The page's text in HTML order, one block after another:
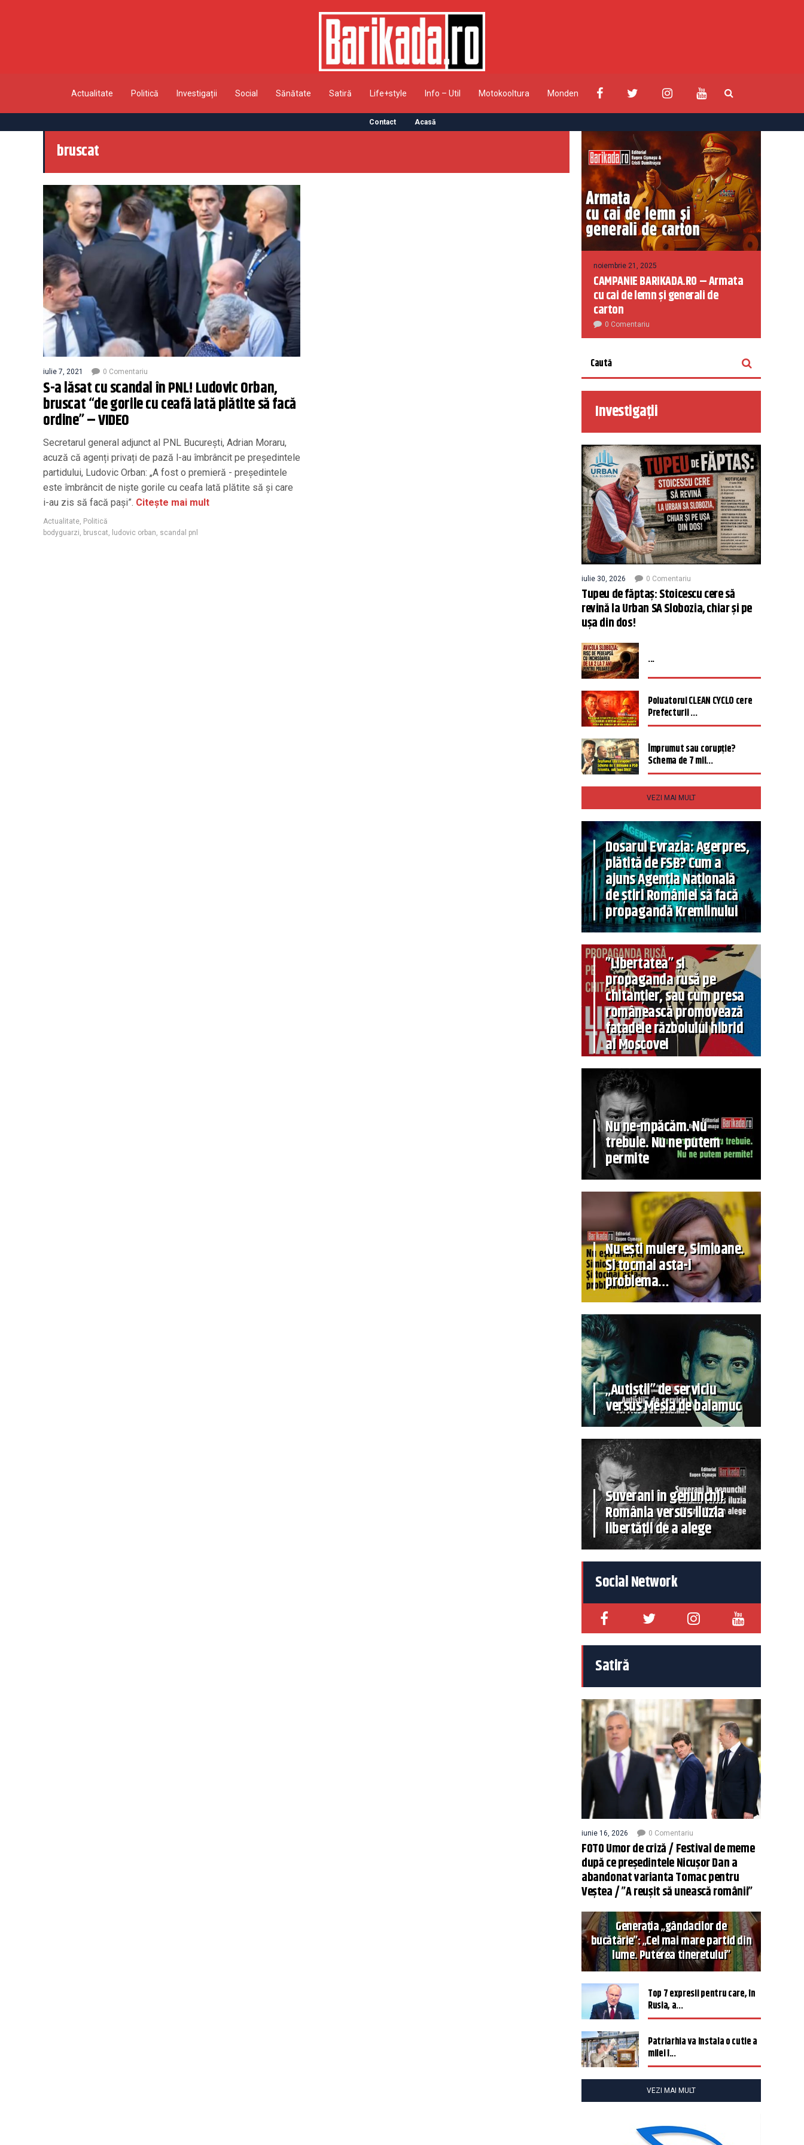
Actualitate Politică Investigații Social Sănătate Satiră Life+style Info – Util Motokooltura Monden
Contact Acasă
bruscat
iulie 7, 2021 0 Comentariu
S-a lăsat cu scandal în PNL! Ludovic Orban,
bruscat “de gorile cu ceafă lată plătite să facă
ordine” – VIDEO
Secretarul general adjunct al PNL București, Adrian Moraru,
acuză că agenți privați de pază l-au îmbrâncit pe președintele
partidului, Ludovic Orban: „A fost o premieră - președintele
este îmbrâncit de niște gorile cu ceafa lată plătite să și care
i-au zis să facă pași”. Citește mai mult
Actualitate Politică
bodyguarzi
bruscat ludovic orban scandal pnl
noiembrie 21, 2025
CAMPANIE BARIKADA.RO – Armata
cu cai de lemn și generali de
carton
0 Comentariu
Investigații
iulie 30, 2026 0 Comentariu
Tupeu de făptaș: Stoicescu cere să
revină la Urban SA Slobozia, chiar și pe
ușa din dos!
...
Poluatorul CLEAN CYCLO cere
Prefecturii ...
Împrumut sau corupție?
Schema de 7 mil...
VEZI MAI MULT
Dosarul Evrazia: Agerpres,
plătită de FSB? Cum a
ajuns Agenția Națională
de știri României să facă
propagandă Kremlinului
”Libertatea” și
propaganda rusă pe
chitanțier, sau cum presa
românească promovează
fațadele războiului hibrid
al Moscovei
Nu ne-mpăcăm. Nu
trebuie. Nu ne putem
permite
Nu ești muiere, Simioane.
Și tocmai asta-i
problema…
„Autiștii” de serviciu
versus Mesia de balamuc
Suverani în genunchi!
România versus iluzia
libertății de a alege
Social Network
Satiră
iunie 16, 2026 0 Comentariu
FOTO Umor de criză / Festival de meme
după ce președintele Nicușor Dan a
abandonat varianta Tomac pentru
Veștea / ”A reușit să unească românii”
Generația „gândacilor de
bucătărie”: „Cel mai mare partid din
lume. Puterea tineretului”
Top 7 expresii pentru care, în
Rusia, a...
Patriarhia va instala o cutie a
milei î...
VEZI MAI MULT